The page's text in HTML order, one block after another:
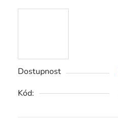
Dostupnost
Kód: